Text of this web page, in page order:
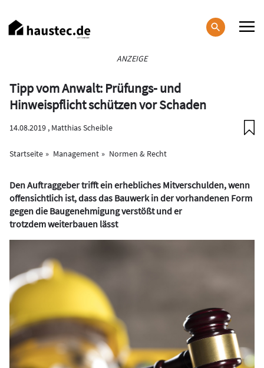
zum
Inhalt
ANZEIGE
Tipp vom Anwalt: Prüfungs- und
Hinweispflicht schützen vor Schaden
14.08.2019 , Matthias Scheible
Startseite Management Normen & Recht
Den Auftraggeber trifft ein erhebliches Mitverschulden, wenn
offensichtlich ist, dass das Bauwerk in der vorhandenen Form
gegen die Baugenehmigung verstößt und er
trotzdem weiterbauen lässt